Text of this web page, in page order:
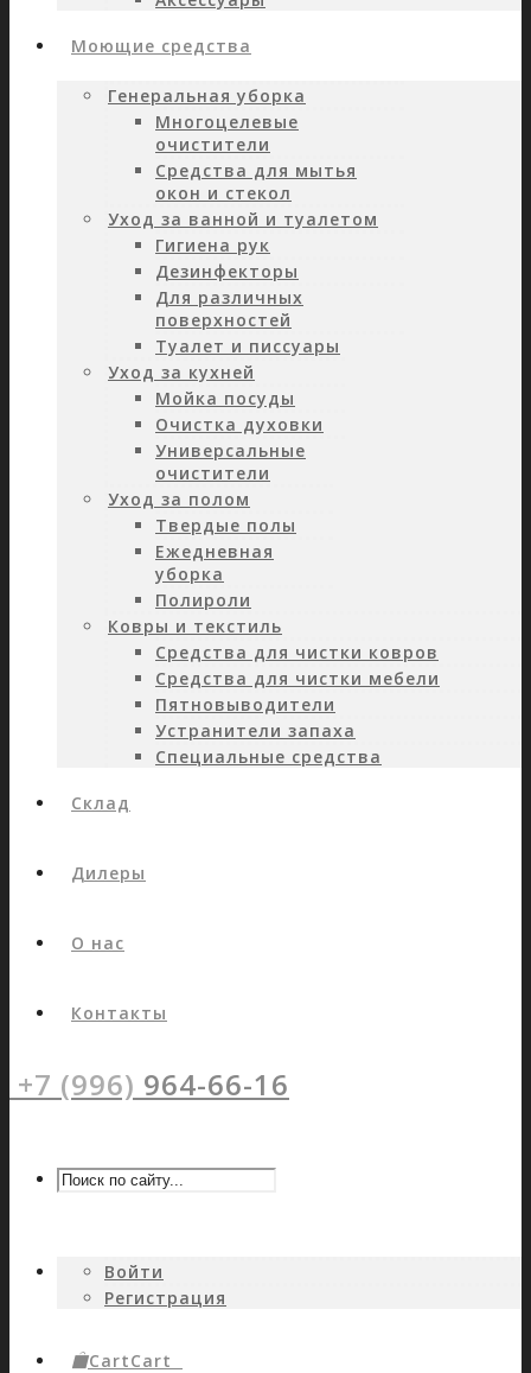
Моющие средства
Генеральная уборка
Многоцелевые
очистители
Средства для мытья
окон и стекол
Уход за ванной и туалетом
Гигиена рук
Дезинфекторы
Для различных
поверхностей
Туалет и писсуары
Уход за кухней
Мойка посуды
Очистка духовки
Универсальные
очистители
Уход за полом
Твердые полы
Ежедневная
уборка
Полироли
Ковры и текстиль
Средства для чистки ковров
Средства для чистки мебели
Пятновыводители
Устранители запаха
Специальные средства
Склад
Дилеры
О нас
Контакты
+7 (996) 964-66-16
Войти
Регистрация
CartCart